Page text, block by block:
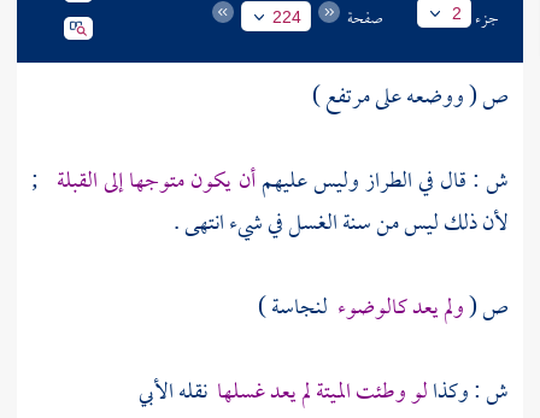
جزء 2 صفحة 224
ص ( ووضعه على مرتفع )
ش : قال في الطراز وليس عليهمأن يكون متوجها إلى القبلة ;
لأن ذلك ليس من سنة الغسل في شيء انتهى .
ص (ولم يعد كالوضوء لنجاسة )
ش : وكذالو وطئت الميتة لم يعد غسلها نقلهالأبي